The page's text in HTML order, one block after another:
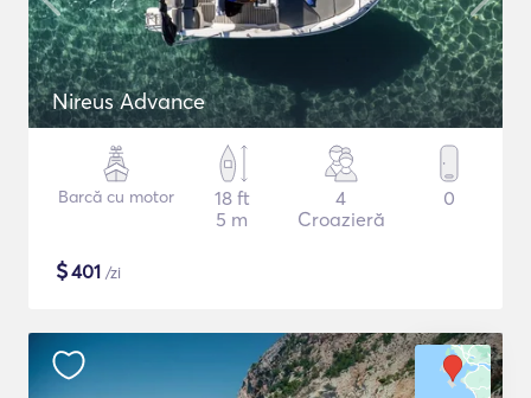
Nireus Advance
Barcă cu motor
18 ft
5 m
4
Croazieră
0
$401 /zi